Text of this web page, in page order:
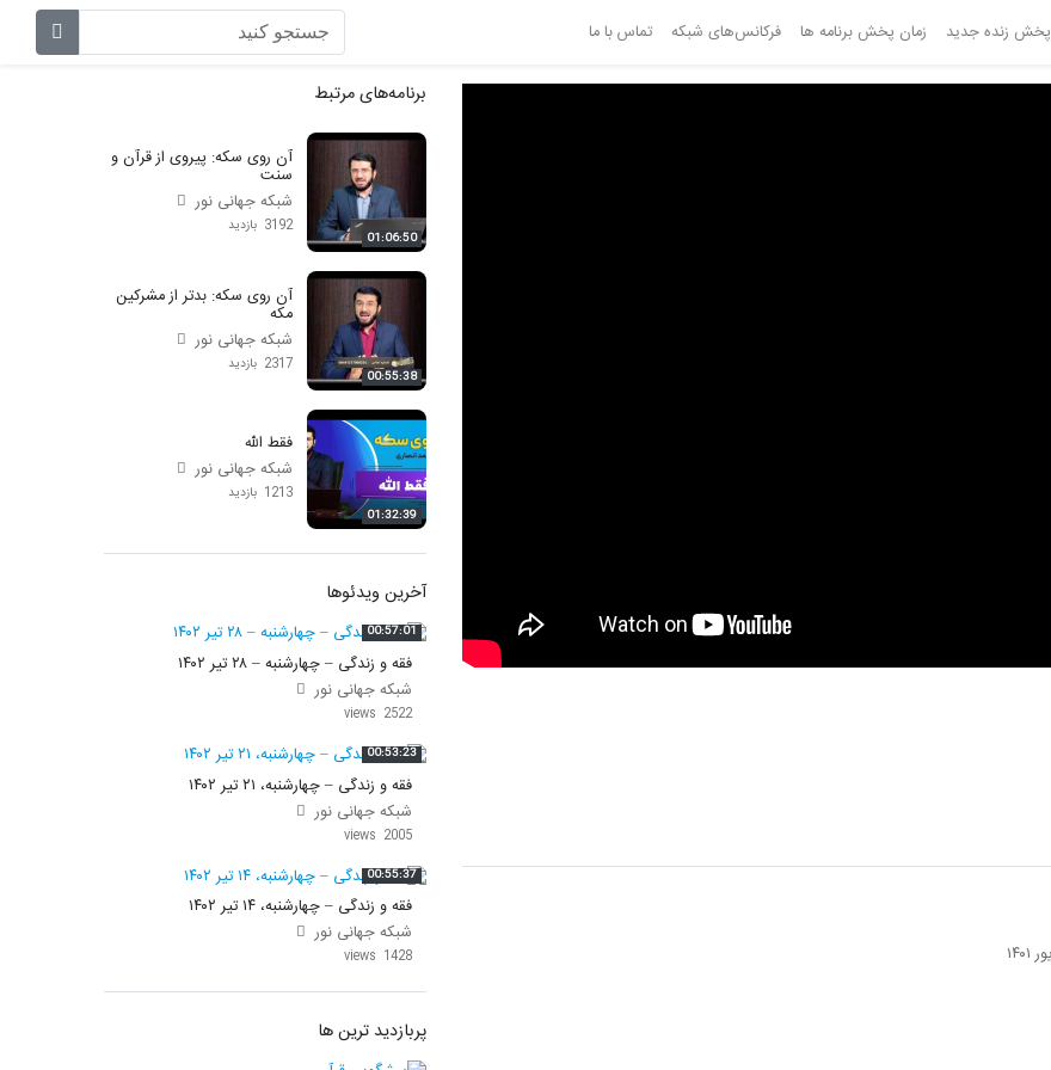
پخش زنده جدید زمان پخش برنامه ها فرکانس‌های شبکه تماس با ما
برنامه‌های مرتبط
01:06:50
آن روی سکه: پیروی از قرآن و
سنت
شبکه جهانی نور
3192 بازدید
00:55:38
آن روی سکه: بدتر از مشرکین
مکه
شبکه جهانی نور
2317 بازدید
01:32:39
فقط الله
شبکه جهانی نور
1213 بازدید
آخرین ویدئوها
00:57:01
فقه و زندگی – چهارشنبه – ۲۸ تیر ۱۴۰۲
شبکه جهانی نور
2522 views
00:53:23
فقه و زندگی – چهارشنبه، ۲۱ تیر ۱۴۰۲
شبکه جهانی نور
2005 views
00:55:37
فقه و زندگی – چهارشنبه، ۱۴ تیر ۱۴۰۲
شبکه جهانی نور
1428 views
پربازدید ترین ها